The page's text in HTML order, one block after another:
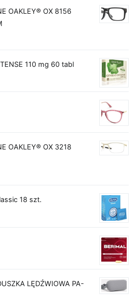
OAKLEY® OX 8156
110 mg 60 tabl
OAKLEY® OX 3218
18 szt.
LĘDŹWIOWA PA-